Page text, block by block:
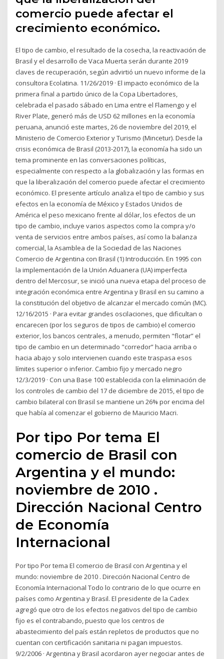
comercio puede afectar el
crecimiento económico.
El tipo de cambio, el resultado de la cosecha, la reactivación de
Brasil y el desarrollo de Vaca Muerta serán durante 2019
claves de recuperación, según advirtió un nuevo informe de la
consultora Ecolatina. 11/26/2019 · El impacto económico de la
primera final a partido único de la Copa Libertadores,
celebrada el pasado sábado en Lima entre el Flamengo y el
River Plate, generó más de USD 62 millones en la economía
peruana, anunció este martes, 26 de noviembre del 2019, el
Ministerio de Comercio Exterior y Turismo (Mincetur). Desde la
crisis económica de Brasil (2013-2017), la economía ha sido un
tema prominente en las conversaciones políticas,
especialmente con respecto a la globalización y las formas en
que la liberalización del comercio puede afectar el crecimiento
económico. El presente artículo analiza el tipo de cambio y sus
efectos en la economía de México y Estados Unidos de
América el peso mexicano frente al dólar, los efectos de un
tipo de cambio, incluye varios aspectos como la compra y/o
venta de servicios entre ambos países, así como la balanza
comercial, la Asamblea de la Sociedad de las Naciones
Comercio de Argentina con Brasil (1) Introducción. En 1995 con
la implementación de la Unión Aduanera (UA) imperfecta
dentro del Mercosur, se inició una nueva etapa del proceso de
integración económica entre Argentina y Brasil en su camino a
la constitución del objetivo de alcanzar el mercado común (MC).
12/16/2015 · Para evitar grandes oscilaciones, que dificultan o
encarecen (por los seguros de tipos de cambio) el comercio
exterior, los bancos centrales, a menudo, permiten "flotar” el
tipo de cambio en un determinado "corredor” hacia arriba o
hacia abajo y solo intervienen cuando este traspasa esos
límites superior o inferior. Cambio fijo y mercado negro
12/3/2019 · Con una Base 100 establecida con la eliminación de
los controles de cambio del 17 de diciembre de 2015, el tipo de
cambio bilateral con Brasil se mantiene un 26% por encima del
que había al comenzar el gobierno de Mauricio Macri.
Por tipo Por tema El
comercio de Brasil con
Argentina y el mundo:
noviembre de 2010 .
Dirección Nacional Centro
de Economía
Internacional
Por tipo Por tema El comercio de Brasil con Argentina y el
mundo: noviembre de 2010 . Dirección Nacional Centro de
Economía Internacional Todo lo contrario de lo que ocurre en
países como Argentina y Brasil. El presidente de la Cadex
agregó que otro de los efectos negativos del tipo de cambio
fijo es el contrabando, puesto que los centros de
abastecimiento del país están repletos de productos que no
cuentan con certificación sanitaria ni pagan impuestos.
9/2/2006 · Argentina y Brasil acordaron ayer negociar antes de